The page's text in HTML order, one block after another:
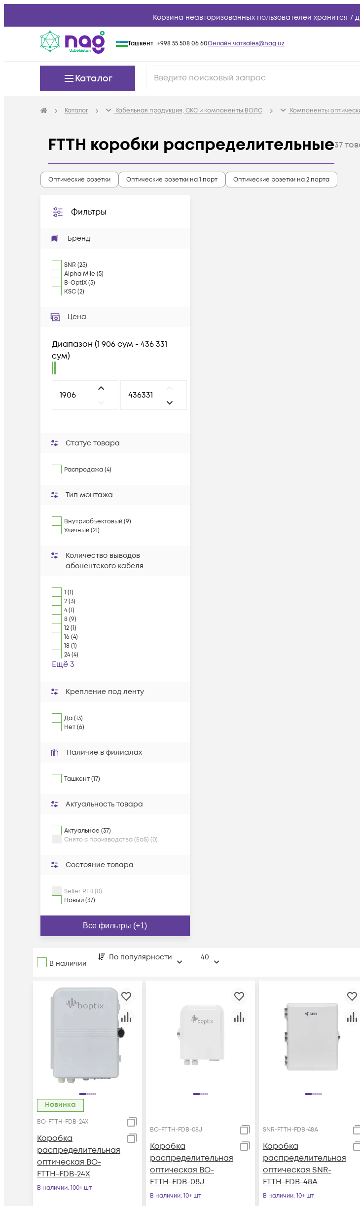
Корзина неавторизованных пользователей хранится 7
Ташкент +998 55 508 06 60Онлайн чатsales@nag.uz
Каталог
Каталог Кабельная продукция, СКС и компоненты ВОЛС Компоненты
FTTH коробки распределительные37
Фильтры
Бренд
SNR (25)
Alpha Mile (5)
B-OptiX(5)
KSC(2)
Цена
Диапазон (1 906 сум - 436 331
сум)
Статус товара
Распродажа (4)
Тип монтажа
Внутриобъектовый (9)
Уличный (21)
Количество выводов
абонентского кабеля
1 (1)
2 (3)
4 (1)
8 (9)
12 (1)
16 (4)
18 (1)
24 (4)
Ещё 3
Крепление под ленту
Да (13)
Нет (6)
Наличие в филиалах
Ташкент (17)
Актуальность товара
Актуальное (37)
Снято с производства (EoS) (0)
Состояние товара
Seller RFB (0)
Новый (37)
Все фильтры (+1)
Оптические розетки Оптические розетки на 1 порт Оптические розетки на 2 порта
В наличии
По популярности 40
Новинка
BO-FTTH-FDB-24X
Коробка
распределительная
оптическая BO-
FTTH-FDB-24X
В наличии: 100+ шт
BO-FTTH-FDB-08J
Коробка
распределительная
оптическая BO-
FTTH-FDB-08J
В наличии: 10+ шт
SNR-FTTH-FDB-48A
Коробка
распределительная
оптическая SNR-
FTTH-FDB-48A
В наличии: 10+ шт